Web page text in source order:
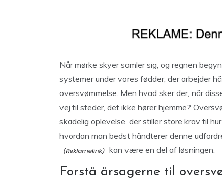
Når mørke skyer samler sig, og regnen
systemer under vores fødder, der arbejder
oversvømmelse. Men hvad sker der, når
vej til steder, det ikke hører hjemme?
skadelig oplevelse, der stiller store krav til
hvordan man bedst håndterer denne
kan være en del af løsningen.
Forstå årsagerne til